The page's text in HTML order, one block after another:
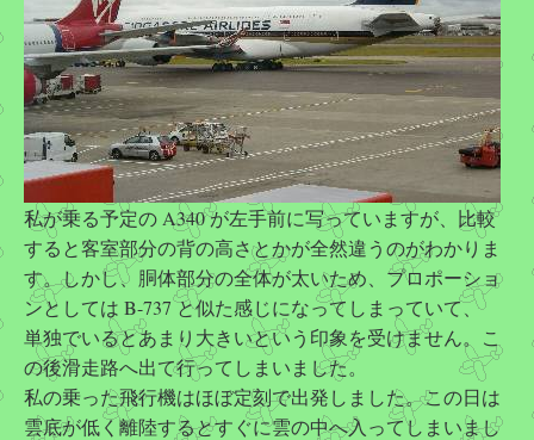
私が乗る予定の A340 が左手前に写っていますが、比較
すると客室部分の背の高さとかが全然違うのがわかりま
す。しかし、胴体部分の全体が太いため、プロポーショ
ンとしては B-737 と似た感じになってしまっていて、
単独でいるとあまり大きいという印象を受けません。こ
の後滑走路へ出て行ってしまいました。
私の乗った飛行機はほぼ定刻で出発しました。この日は
雲底が低く離陸するとすぐに雲の中へ入ってしまいまし